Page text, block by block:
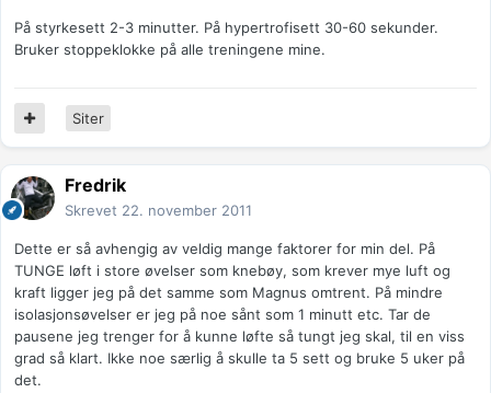
På styrkesett 2-3 minutter. På hypertrofisett 30-60 sekunder.
Bruker stoppeklokke på alle treningene mine.
Siter
Fredrik
Skrevet 22. november 2011
Dette er så avhengig av veldig mange faktorer for min del. På
TUNGE løft i store øvelser som knebøy, som krever mye luft og
kraft ligger jeg på det samme som Magnus omtrent. På mindre
isolasjonsøvelser er jeg på noe sånt som 1 minutt etc. Tar de
pausene jeg trenger for å kunne løfte så tungt jeg skal, til en viss
grad så klart. Ikke noe særlig å skulle ta 5 sett og bruke 5 uker på
det.